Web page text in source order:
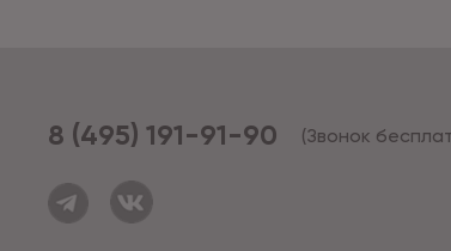
8 (495) 191-91-90 (Звонок